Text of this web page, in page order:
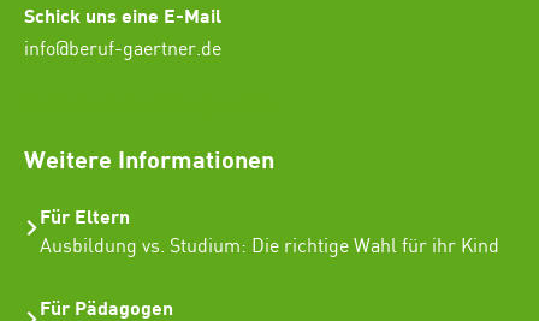
Schick uns eine E-Mail
info@beruf-gaertner.de
Weitere Informationen
Für Eltern
Ausbildung vs. Studium: Die richtige Wahl für ihr Kind
Für Pädagogen